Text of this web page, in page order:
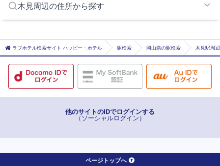
常盤
水島
西富井
倉敷
倉敷市
鴨方インターエリア
木見周辺の住所から探す
岡山市岡山市南区
浅口市
都窪郡早島町
ラブホテル検索サイト ハッピー・ホテル 駅検索 岡山県の駅検索 木見駅周
他のサイトのIDでログインする
（ソーシャルログイン）
ページトップへ